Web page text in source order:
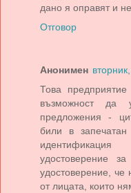
дано я оправят и
Отговор
Анонимен
Това
възможност да
предложения -
били в
удостоверение
удостоверение,
от лицата, които